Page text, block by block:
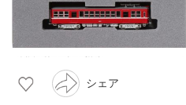
シェア